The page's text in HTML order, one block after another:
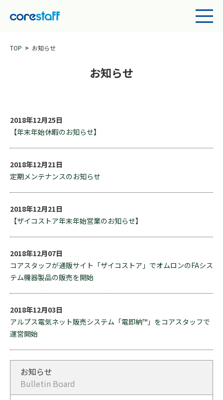
TOP お知らせ
お知らせ
2018年12月25日
【年末年始休暇のお知らせ】
2018年12月21日
定期メンテナンスのお知らせ
2018年12月21日
【ザイコストア年末年始営業のお知らせ】
2018年12月07日
コアスタッフが通販サイト「ザイコストア」でオムロンのFAシス
テム機器製品の販売を開始
2018年12月03日
アルプス電気ネット販売システム「電即納™」をコアスタッフで
運営開始
お知らせ
Bulletin Board